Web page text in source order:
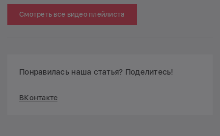
Смотреть все видео плейлиста
Понравилась наша статья? Поделитесь!
ВКонтакте